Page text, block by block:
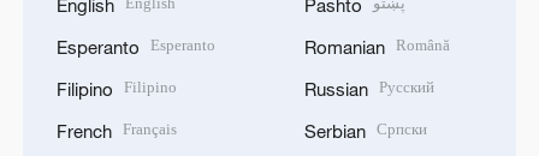
English
Esperanto Esperanto
Filipino Filipino
French Français
Pashto
Romanian Română
Russian Русский
Serbian Српски